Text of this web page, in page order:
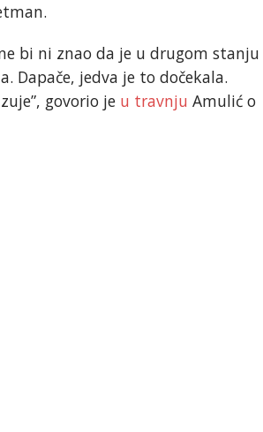
bi ni znao da je u drugom stanju
Dapače, jedva je to dočekala.
govorio je u travnju Amulić o